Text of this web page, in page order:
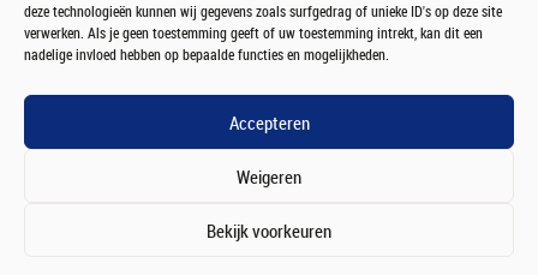
deze technologieën kunnen wij gegevens zoals surfgedrag of unieke ID's op deze site
verwerken. Als je geen toestemming geeft of uw toestemming intrekt, kan dit een
nadelige invloed hebben op bepaalde functies en mogelijkheden.
Accepteren
Weigeren
Bekijk voorkeuren